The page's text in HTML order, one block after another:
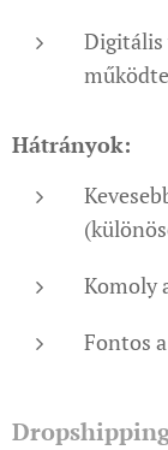
Hátrányok:
Komoly
Fontos